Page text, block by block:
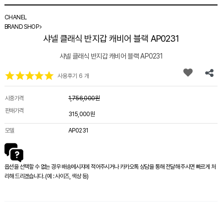
CHANEL
BRAND SHOP
샤넬 클래식 반지갑 캐비어 블랙 AP0231
샤넬 클래식 반지갑 캐비어 블랙 AP0231
사용후기 6 개
시중가격
1,756,000원
판매가격
315,000원
모델 AP0231
옵션을 선택할 수 없는 경우 배송메시지에 적어주시거나 카카오톡 상담을 통해 전달해 주시면 빠르게 처
리해 드리겠습니다. (예 : 사이즈, 색상 등)